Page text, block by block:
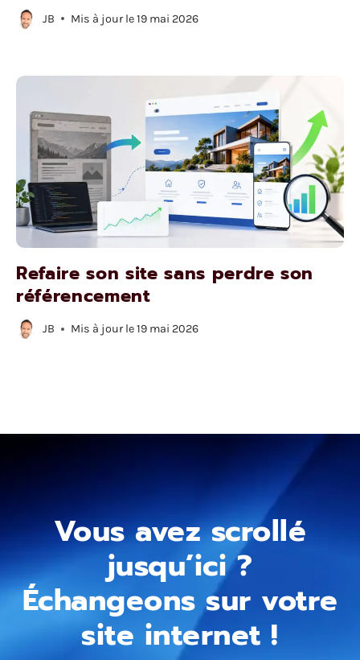
JB Mis à jour le19 mai 2026
Refaire son site sans perdre son
référencement
JB Mis à jour le19 mai 2026
Vous avez scrollé
jusqu’ici ?
Échangeons sur votre
site internet !